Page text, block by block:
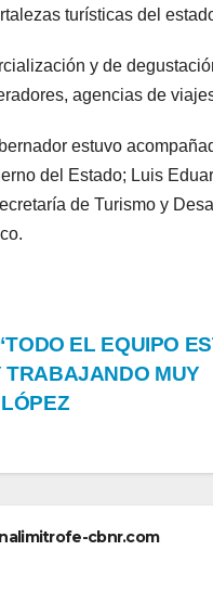
turísticas del
y de
agencias de
estuvo
del Estado; Luis
de Turismo y
EL EQUIPO
TRABAJANDO MUY
cbnr.com